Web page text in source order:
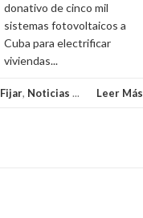
donativo de cinco mil
sistemas fotovoltaicos a
Cuba para electrificar
viviendas...
Fijar, Noticias ... Leer Más